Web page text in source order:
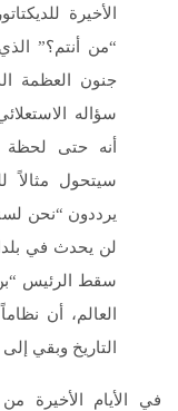
الأخيرة
“من أنتم؟”
جنون العظمة
سؤاله
أنه حتى لحظة
سيتحول مثالاً
يرددون “نحن
لن يحدث في
سقط الرئيس
العالم، أن
التاريخ وبقي